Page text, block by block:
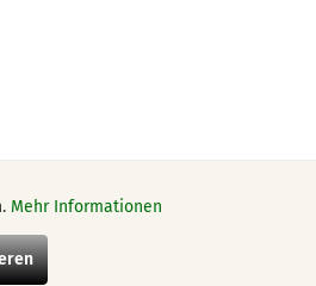
anders beschrieben
Mehr Informationen